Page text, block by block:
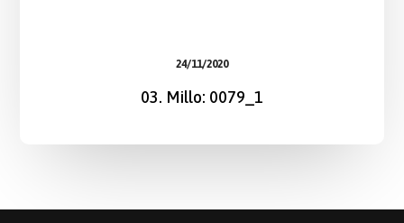
24/11/2020
03. Millo: 0079_1